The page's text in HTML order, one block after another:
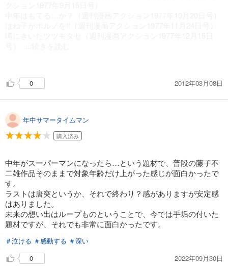
の２編がある。
どちらもブラック・ユーモアの作品で、今にして思うと、両作
品の主人公は「３条件」のどれかが欠けていた。
左江内氏でさえ、一度だけイライラのはけ口にスーパーマンの
力を使ってしまった事があった。
しかも、その時、暴力の快感に酔ってさえいた。
「大きすぎる力」は、人を狂わせてしまうのだろう。
・・・とすると、スーパーマンが後継者を選ぶ時の「３条件」
の意味するところは、意外に奥が深いのかもしれない。
ちなみに最終回で、左江内氏は自分のやっている事に疑問を持
ち、悩んでしまう。
が、それを救う特別ゲストとして「あの人」が登場する。
「あの人」の
「百人寄れば、百の正義がある」
スーパーマン左せん（週刊漫画アクション1978年2月2日号）
あの係長が！おごってくれた!!（週刊漫画アクション1978年2月
号）
血潮の海に……（週刊漫画アクション1978年4月20日号）
割りこみ許すまじ（週刊漫画アクション1978年5月25日号）
号）
幽霊が団体で（週刊漫画アクション1978年7月27日号）
あなたこそ正義の味方（週刊漫画アクション1978年8月17日
号）
名月や（週刊漫画アクション1978年9月14日号）
日は暮れて道遠し（週刊漫画アクション1978年10月26日号）
＜未来の想い出＞
第１回（ビッグコミック1991年6月10日号）
第３回（ビッグコミック1991年7月10日号）
0 2012年03月08日
年中サマータイムマン
購入済み
中年がスーパーマンになったら…という題材で、普段の藤子不
二雄作品そのままで対象年齢だけ上がった感じが面白かったで
す。
ラストは唐突というか、それで終わり？感がありますが安定感
はありました。
未来の想い出はループものということで、今では手垢の付いた
題材ですが、それでも非常に面白かったです。
＃泣ける ＃感動する ＃深い
0
2022年09月30日